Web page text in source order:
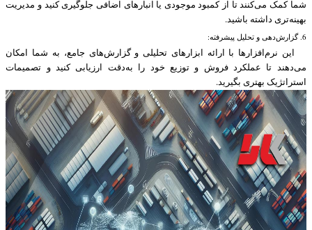
شما کمک می‌کنند تا از کمبود موجودی یا انبارهای اضافی جلوگیری کنید و مدیریت
بهینه‌تری داشته باشید.
6. گزارش‌دهی و تحلیل پیشرفته:
این نرم‌افزارها با ارائه ابزارهای تحلیلی و گزارش‌های جامع، به شما امکان
می‌دهند تا عملکرد فروش و توزیع خود را به‌دقت ارزیابی کنید و تصمیمات
استراتژیک بهتری بگیرید.